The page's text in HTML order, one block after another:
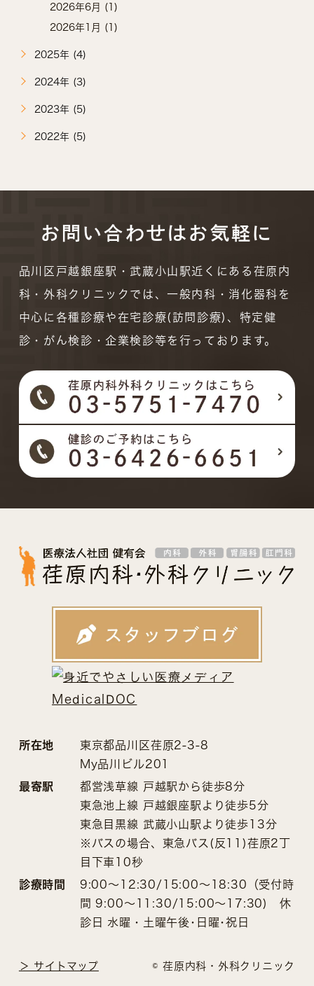
2026年6月 (1)
2026年1月 (1)
2025年 (4)
2024年 (3)
2023年 (5)
2022年 (5)
お問い合わせはお気軽に
品川区戸越銀座駅・武蔵小山駅近くにある荏原内
科・外科クリニックでは、一般内科・消化器科を
中心に各種診療や在宅診療(訪問診療)、特定健
診・がん検診・企業検診等を行っております。
所在地
東京都品川区荏原2-3-8
My品川ビル201
最寄駅
都営浅草線 戸越駅から徒歩8分
東急池上線 戸越銀座駅より徒歩5分
東急目黒線 武蔵小山駅より徒歩13分
※バスの場合、東急バス(反11)荏原2丁
目下車10秒
診療時間
9:00～12:30/15:00～18:30（受付時
間 9:00～11:30/15:00～17:30) 休
診日 水曜・土曜午後･日曜･祝日
＞ サイトマップ © 荏原内科・外科クリニック